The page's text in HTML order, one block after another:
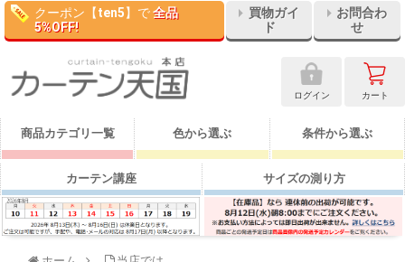
クーポン【ten5】で全品
5%OFF!
買物ガイ
ド
お問合わ
せ
ログイン カート
商品カテゴリ一覧 色から選ぶ 条件から選ぶ
カーテン講座 サイズの測り方